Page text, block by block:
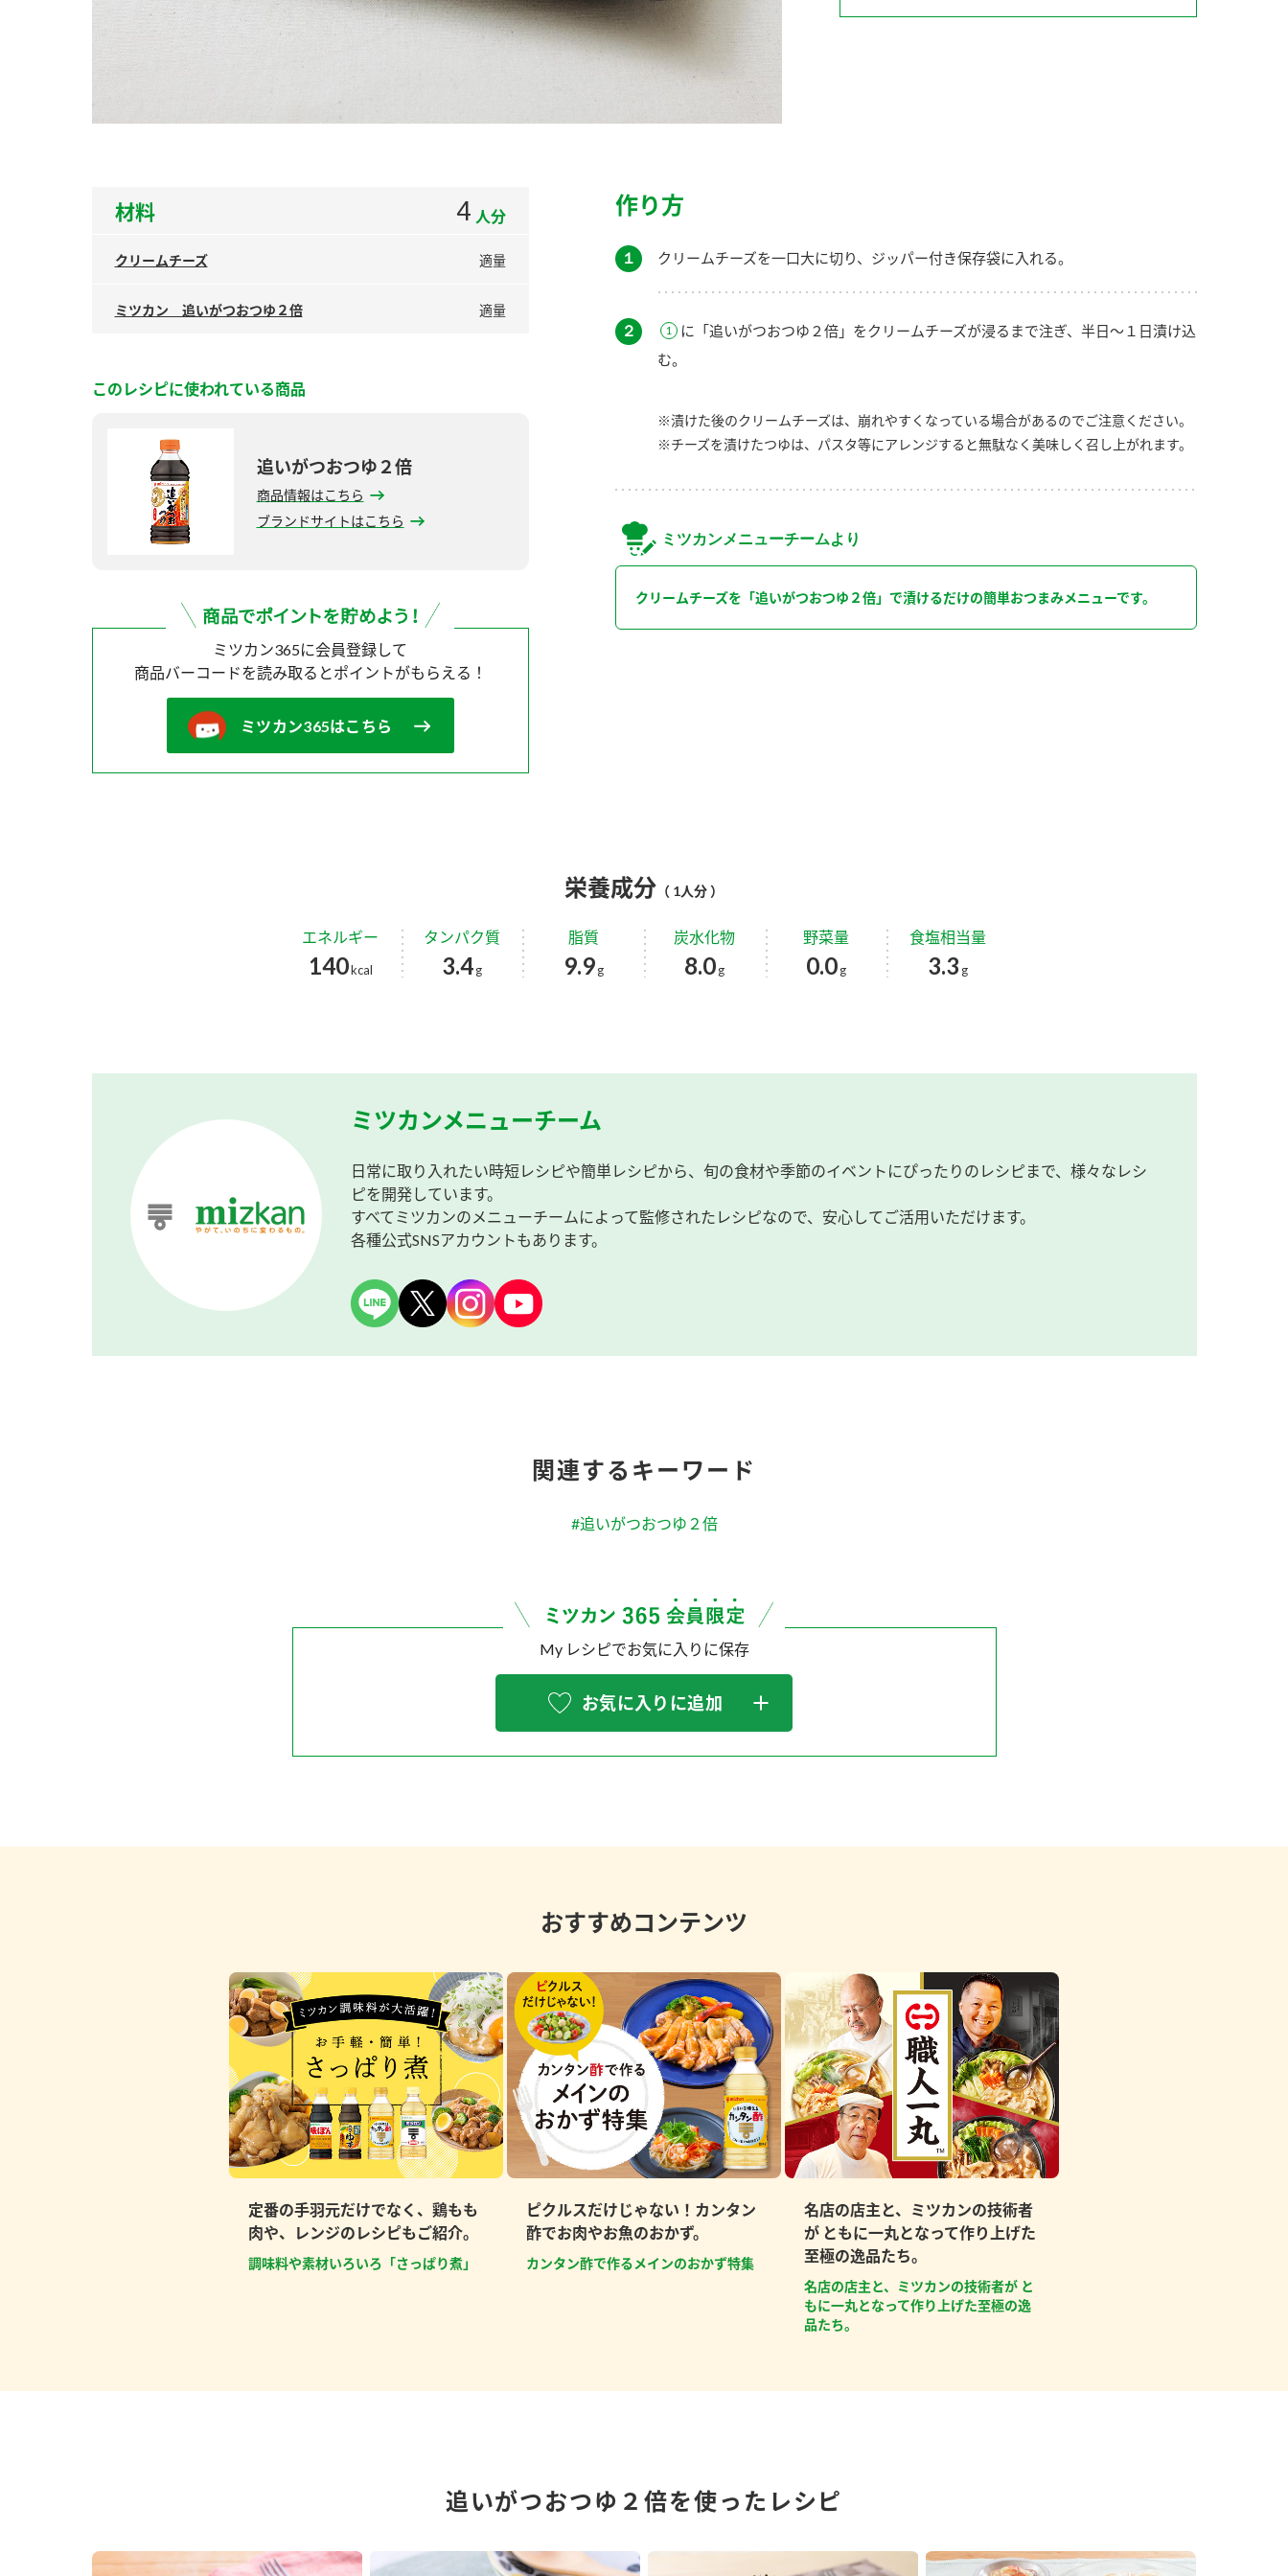
材料 4 人分
クリームチーズ 適量
ミツカン 追いがつおつゆ２倍 適量
このレシピに使われている商品
追いがつおつゆ２倍
商品情報はこちら
ブランドサイトはこちら
ミツカン365に会員登録して
商品バーコードを読み取ると ポイントがもらえる！
ミツカン365はこちら
作り方
１ クリームチーズを一口大に切り、ジッパー付き保存袋に入れる。
２
に「追いがつおつゆ２倍」をクリームチーズが浸るまで注ぎ、半日～１日漬け込
む。
※漬けた後のクリームチーズは、崩れやすくなっている場合があるのでご注意ください。
※チーズを漬けたつゆは、パスタ等にアレンジすると無駄なく美味しく召し上がれます。
ミツカンメニューチームより
クリームチーズを「追いがつおつゆ２倍」で漬けるだけの簡単おつまみメニューです。
栄養成分 （ 1人分 ）
エネルギー
140kcal
タンパク質
3.4g
脂質
9.9 g
炭水化物
8.0g
野菜量
0.0g
食塩相当量
3.3 g
ミツカンメニューチーム
日常に取り入れたい時短レシピや簡単レシピから、旬の食材や季節のイベントにぴったりのレシピまで、様々なレシ
ピを開発しています。
すべてミツカンのメニューチームによって監修されたレシピなので、安心してご活用いただけます。
各種公式SNSアカウントもあります。
関連するキーワード
#追いがつおつゆ２倍
My レシピでお気に入りに保存
お気に入りに追加
おすすめコンテンツ
定番の手羽元だけでなく、鶏もも
肉や、レンジのレシピもご紹介。
調味料や素材いろいろ「さっぱり煮」
ピクルスだけじゃない！カンタン
酢でお肉やお魚のおかず。
カンタン酢で作るメインのおかず特集
名店の店主と、ミツカンの技術者
が ともに一丸となって作り上げた
至極の逸品たち。
名店の店主と、ミツカンの技術者が と
もに一丸となって作り上げた至極の逸
品たち。
追いがつおつゆ２倍を使ったレシピ